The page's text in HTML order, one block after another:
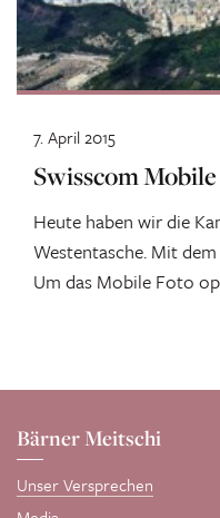
Swisscom
Heute haben wir die
Westentasche. Mit
Um das Mobile Foto
7. April 2015
Bärner Meitschi
Unser Versprechen